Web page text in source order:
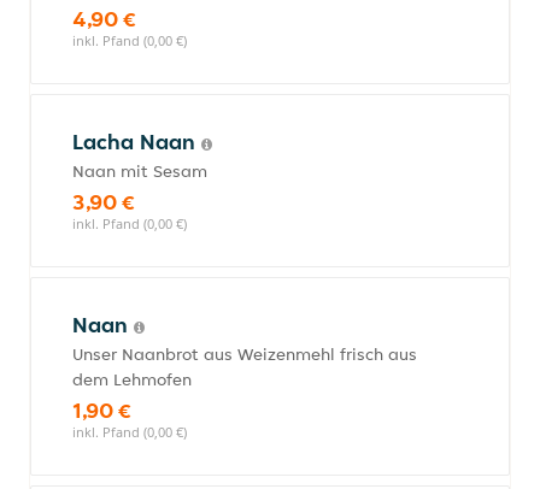
4,90 €
inkl. Pfand (0,00 €)
Lacha Naan
Naan mit Sesam
3,90 €
inkl. Pfand (0,00 €)
Naan
Unser Naanbrot aus Weizenmehl frisch aus
dem Lehmofen
1,90 €
inkl. Pfand (0,00 €)